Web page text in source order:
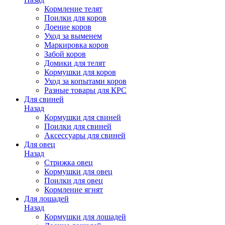
Кормление телят
Поилки для коров
Доение коров
Уход за выменем
Маркировка коров
Забой коров
Домики для телят
Кормушки для коров
Уход за копытами коров
Разные товары для КРС
Для свиней
Назад
Кормушки для свиней
Поилки для свиней
Аксессуары для свиней
Для овец
Назад
Стрижка овец
Кормушки для овец
Поилки для овец
Кормление ягнят
Для лошадей
Назад
Кормушки для лошадей